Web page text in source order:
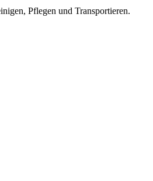
Pflegen und Transportieren.